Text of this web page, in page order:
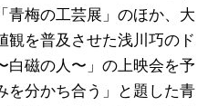
青梅の工芸展」のほか、大
観を普及させた浅川巧のド
白磁の人〜」の上映会を予
を分かち合う」と題した青